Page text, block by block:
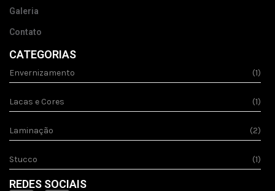
Galeria
Contato
CATEGORIAS
Envernizamento (1)
Lacas e Cores (1)
Laminação (2)
Stucco (1)
REDES SOCIAIS